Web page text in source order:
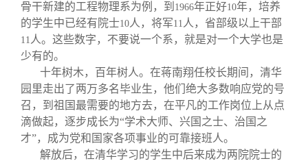
骨干新建的工程物理系为例，到 1966年正好10年，培养
的学生中已经有院士10人，将军11 人，省部级以上干部
11 人。这些数字，不要说一个系，就是对一个大学也是
少有的。
十年树木，百年树人。在蒋南翔任校长期间，清华
园里走出了两万多名毕业生，他们绝大多数响应党的号
召，到祖国最需要的地方去，在平凡的工作岗位上从点
滴做起，逐步成长为“学术大师、兴国之士、治国之
才”，成为党和国家各项事业的可靠接班人。
解放后，在清华学习的学生中后来成为两院院士的